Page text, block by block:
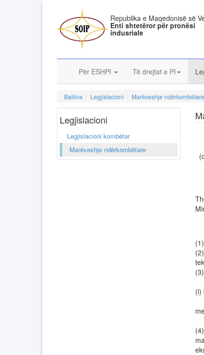
Republika e Maqedonisë së
Enti shtetëror për pronësi
indusriale
Për ESHPI Të drejtat e PI
Ballina Legjislacioni Marëveshje ndërkombëtare
Legjislacioni
Legjislacioni kombëtar
Marëveshje ndërkombëtare
(i)